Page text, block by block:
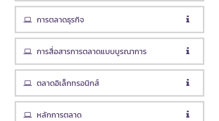
การตลาดธุรกิจ
การสื่อสารการตลาดแบบบูรณาการ
ตลาดอิเล็กทรอนิกส์
หลักการตลาด